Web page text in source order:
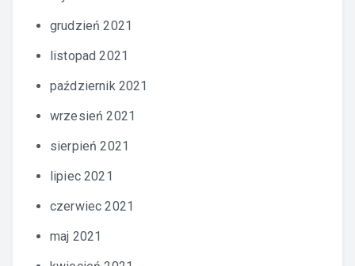
grudzień 2021
listopad 2021
październik 2021
wrzesień 2021
sierpień 2021
lipiec 2021
czerwiec 2021
maj 2021